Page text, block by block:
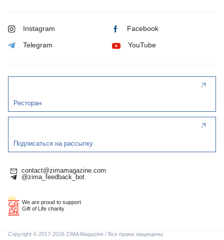
Instagram Facebook
Telegram YouTube
Ресторан
Подписаться на рассылку
contact@zimamagazine.com
@zima_feedback_bot
We are proud to support
Gift of Life charity
Copyright © 2017-2026 ZIMA Magazine / Все права защищены